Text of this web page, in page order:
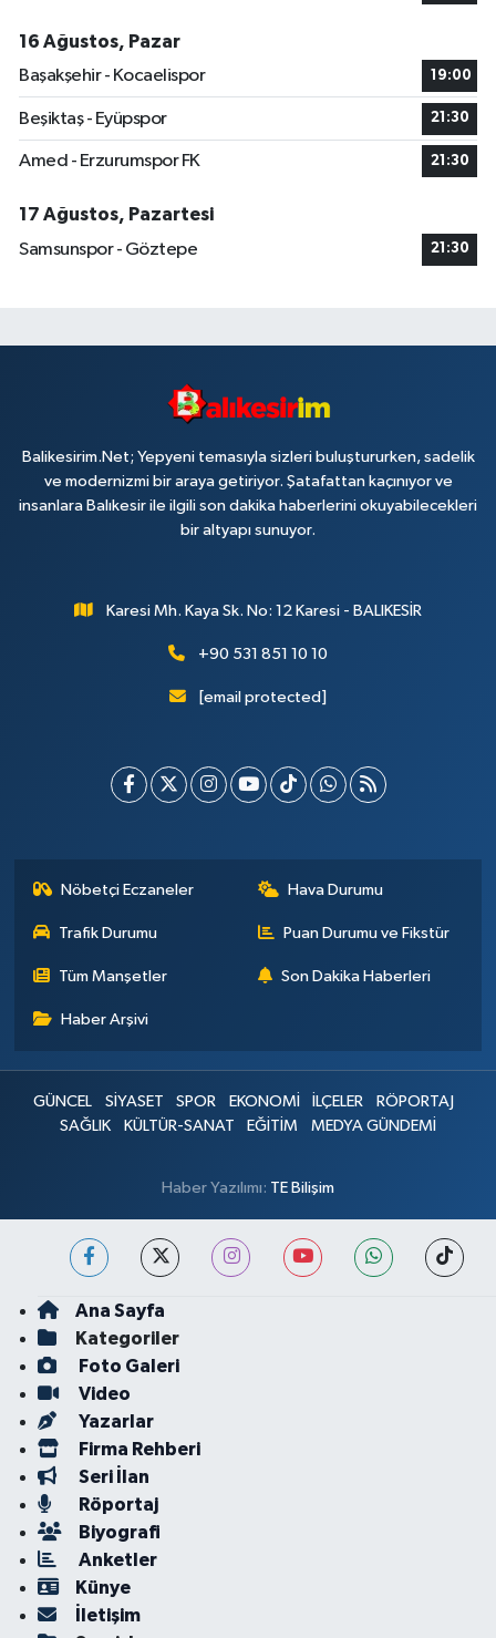
16 Ağustos, Pazar
Başakşehir - Kocaelispor
19:00
Beşiktaş - Eyüpspor 21:30
Amed - Erzurumspor FK 21:30
17 Ağustos, Pazartesi
Samsunspor - Göztepe
21:30
Balikesirim.Net; Yepyeni temasıyla sizleri buluştururken, sadelik
ve modernizmi bir araya getiriyor. Şatafattan kaçınıyor ve
insanlara Balıkesir ile ilgili son dakika haberlerini okuyabilecekleri
bir altyapı sunuyor.
Karesi Mh. Kaya Sk. No: 12 Karesi - BALIKESİR
+90 531 851 10 10
[email protected]
Nöbetçi Eczaneler Hava Durumu
Trafik Durumu Puan Durumu ve Fikstür
Tüm Manşetler Son Dakika Haberleri
Haber Arşivi
GÜNCEL SİYASET SPOR EKONOMİ İLÇELER
RÖPORTAJ
SAĞLIK
KÜLTÜR-SANAT EĞİTİM MEDYA GÜNDEMİ
Haber Yazılımı: TE Bilişim
Ana Sayfa
Kategoriler
Foto Galeri
Video
Yazarlar
Firma Rehberi
Seri İlan
Röportaj
Biyografi
Anketler
Künye
İletişim